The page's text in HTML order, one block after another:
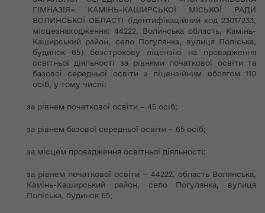
ГІМНАЗІЯ» КАМІНЬ-КАШИРСЬКОЇ МІСЬКОЇ РАДИ
ВОЛИНСЬКОЇ ОБЛАСТІ (ідентифікаційний код 23017233,
місцезнаходження: 44222, Волинська область, Камінь-
Каширський район, село Погулянка, вулиця Поліська,
будинок 65) безстрокову ліцензію на провадження
освітньої діяльності за рівнями початкової освіти та
базової середньої освіти з ліцензійним обсягом 110
осіб, у тому числі:
за рівнем початкової освіти – 45 осіб;
за рівнем базової середньої освіти – 65 осіб;
за місцем провадження освітньої діяльності:
за рівнем початкової освіти – 44222, область Волинська,
Камінь-Каширський район, село Погулянка, вулиця
Поліська, будинок 65;